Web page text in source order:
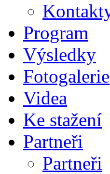
Program
Výsledky
Fotogalerie
Videa
Ke stažení
Partneři
Partneři